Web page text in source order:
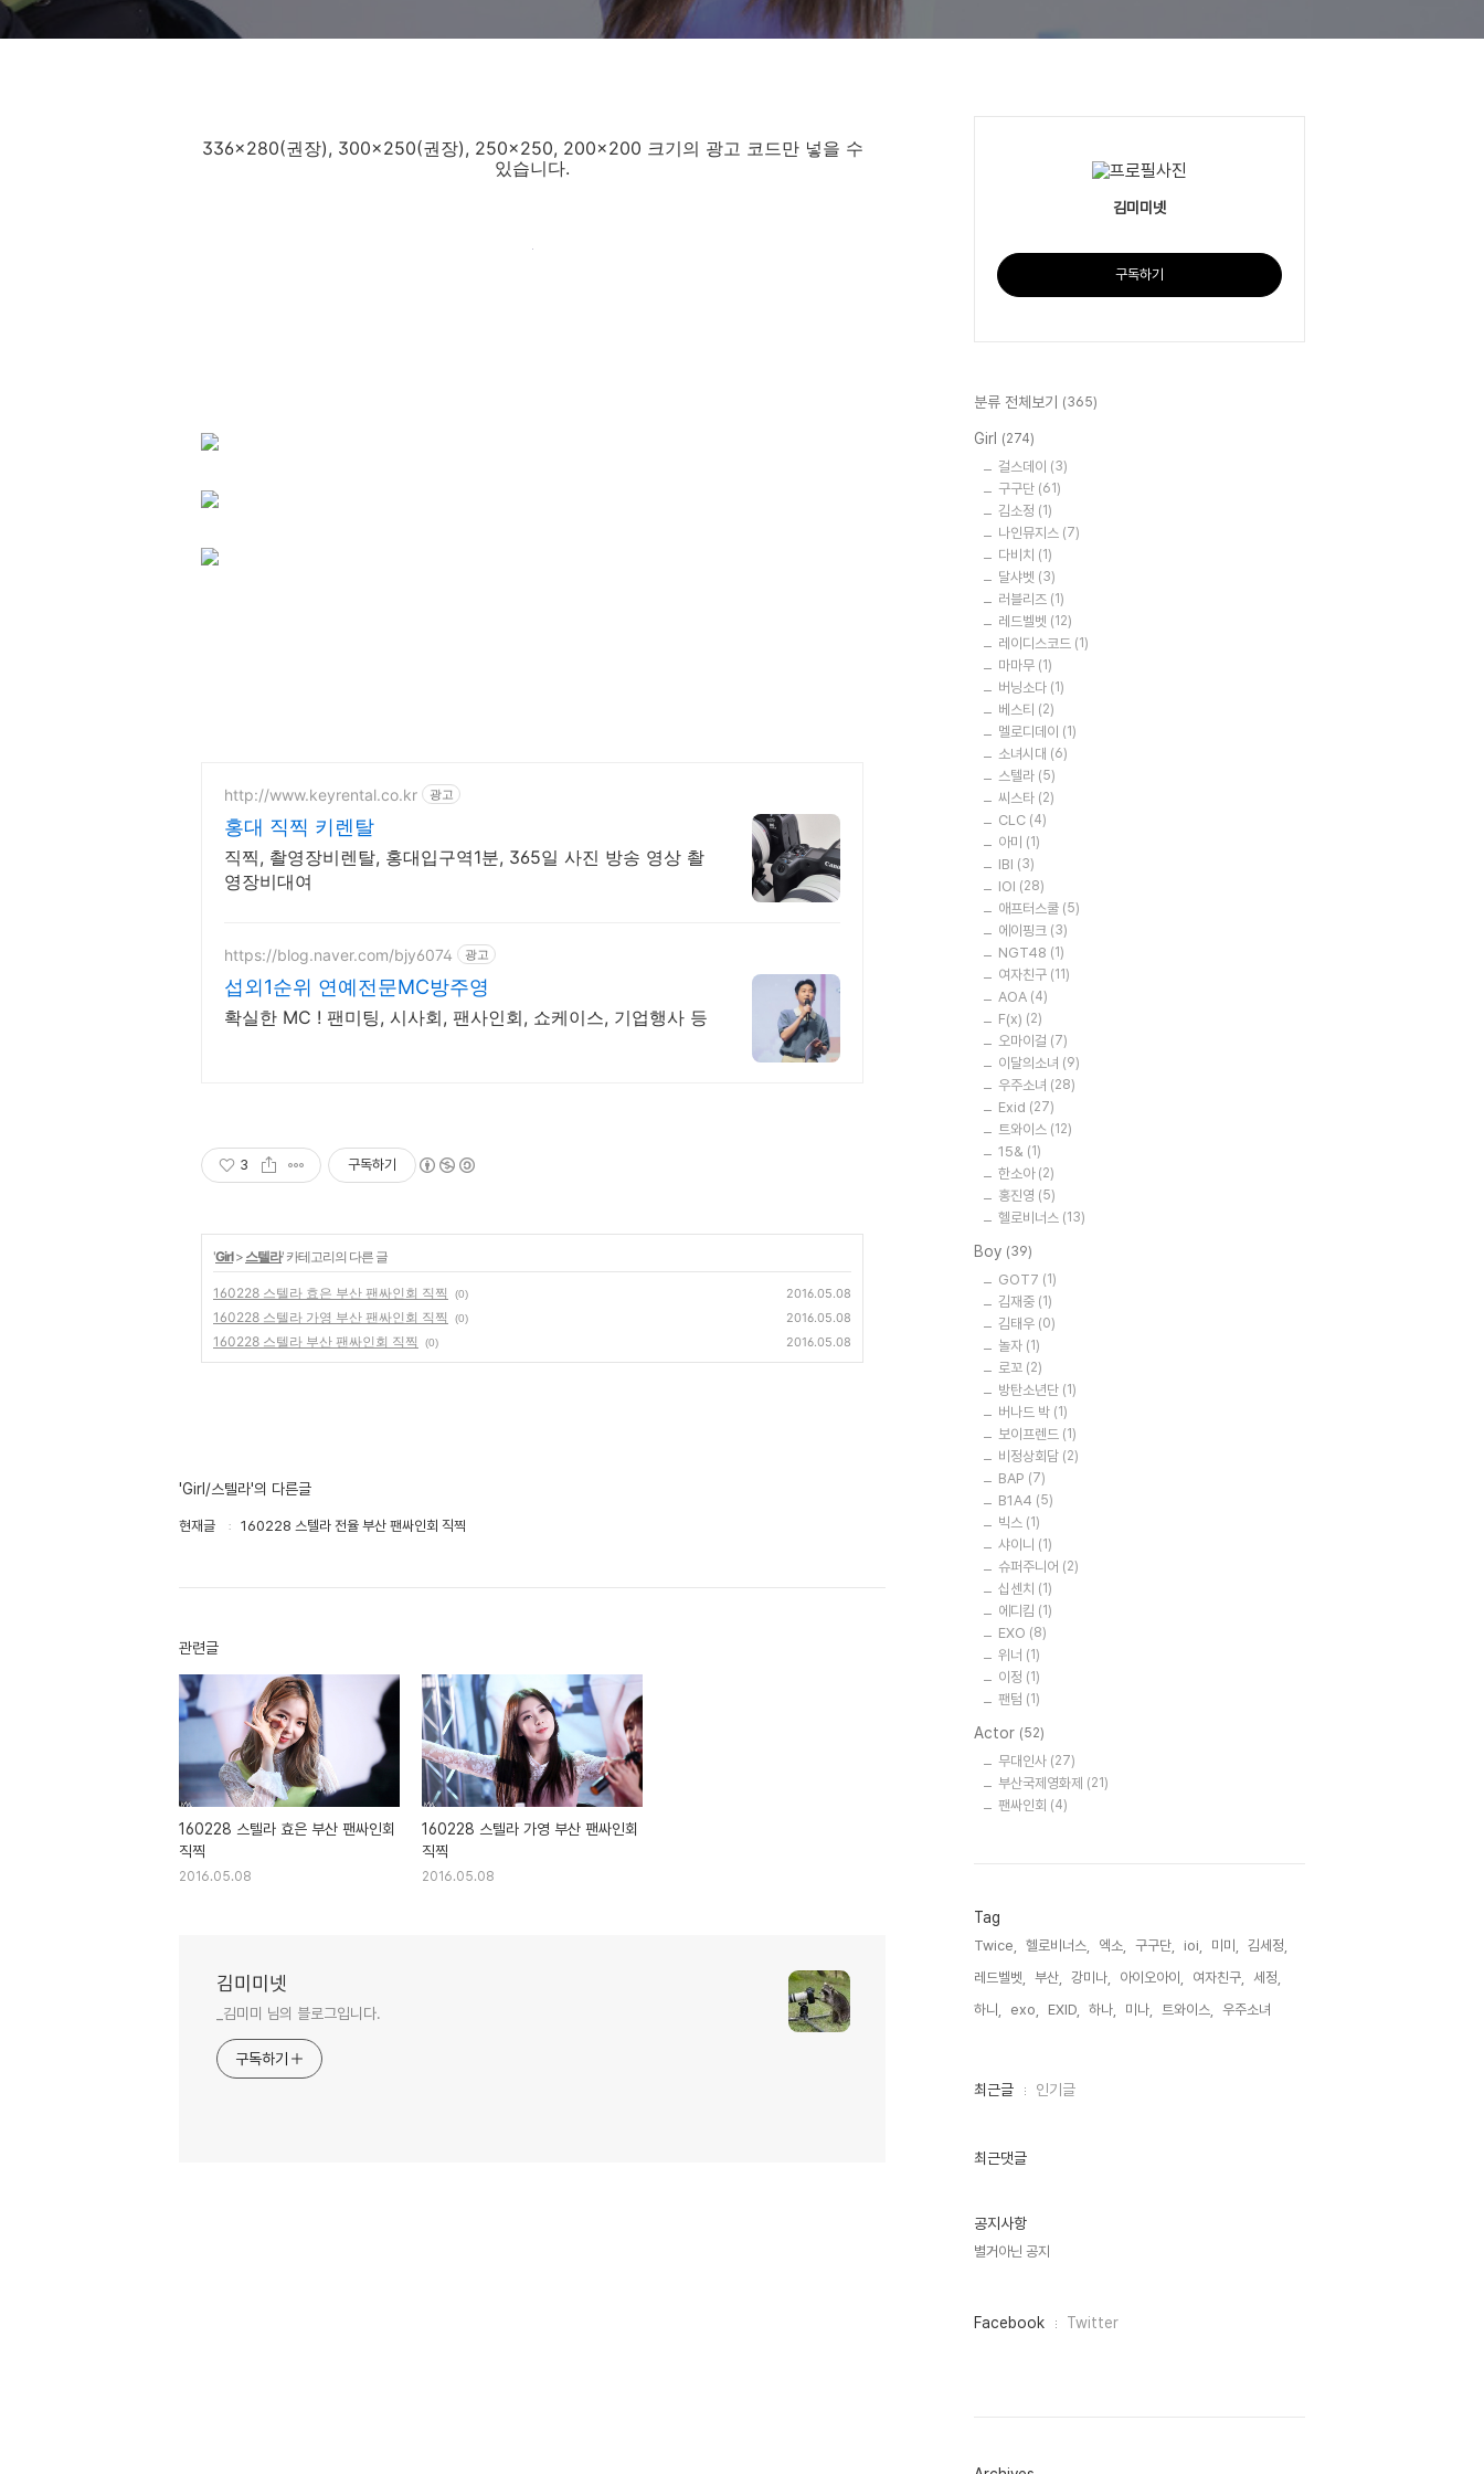
336x280(권장), 300x250(권장), 250x250, 200x200 크기의 광고 코드만 넣을 수
있습니다.
http://www.keyrental.co.kr 광고
홍대 직찍 키렌탈
직찍, 촬영장비렌탈, 홍대입구역1분, 365일 사진 방송 영상 촬
영장비대여
https://blog.naver.com/bjy6074 광고
섭외1순위 연예전문MC방주영
확실한 MC ! 팬미팅, 시사회, 팬사인회, 쇼케이스, 기업행사 등
3 구독하기
'Girl> 스텔라' 카테고리의 다른 글
160228 스텔라 효은 부산 팬싸인회 직찍 (0) 2016.05.08
160228 스텔라 가영 부산 팬싸인회 직찍 (0) 2016.05.08
160228 스텔라 부산 팬싸인회 직찍 (0) 2016.05.08
'Girl/스텔라'의 다른글
현재글 160228 스텔라 전율 부산 팬싸인회 직찍
관련글
160228 스텔라 효은 부산 팬싸인회
직찍
2016.05.08
160228 스텔라 가영 부산 팬싸인회
직찍
2016.05.08
김미미넷
_김미미 님의 블로그입니다.
구독하기
김미미넷
구독하기
분류 전체보기 (365)
Girl (274)
걸스데이 (3)
구구단 (61)
김소정 (1)
나인뮤지스 (7)
다비치 (1)
달샤벳 (3)
러블리즈 (1)
레드벨벳 (12)
레이디스코드 (1)
마마무 (1)
버닝소다 (1)
베스티 (2)
멜로디데이 (1)
소녀시대 (6)
스텔라 (5)
씨스타 (2)
CLC (4)
아미 (1)
IBI (3)
IOI (28)
애프터스쿨 (5)
에이핑크 (3)
NGT48 (1)
여자친구 (11)
AOA (4)
F(x) (2)
오마이걸 (7)
이달의소녀 (9)
우주소녀 (28)
Exid (27)
트와이스 (12)
15& (1)
한소아 (2)
홍진영 (5)
헬로비너스 (13)
Boy (39)
GOT7 (1)
김재중 (1)
김태우 (0)
놀자 (1)
로꼬 (2)
방탄소년단 (1)
버나드 박 (1)
보이프렌드 (1)
비정상회담 (2)
BAP (7)
B1A4 (5)
빅스 (1)
샤이니 (1)
슈퍼주니어 (2)
십센치 (1)
에디킴 (1)
EXO (8)
위너 (1)
이정 (1)
팬텀 (1)
Actor (52)
무대인사 (27)
부산국제영화제 (21)
팬싸인회 (4)
Tag
Twice, 헬로비너스, 엑소, 구구단, ioi, 미미,
김세정,
레드벨벳,
부산, 강미나, 아이오아이, 여자친구,
세정,
하니,
exo, EXID, 하나, 미나, 트와이스, 우주소녀,
최
인
최근글 인기글
최근댓글
공지사항
별거아닌 공지
페
Facebook Twitter